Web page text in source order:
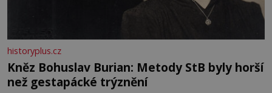
historyplus.cz
Kněz Bohuslav Burian: Metody StB byly horší
než gestapácké trýznění